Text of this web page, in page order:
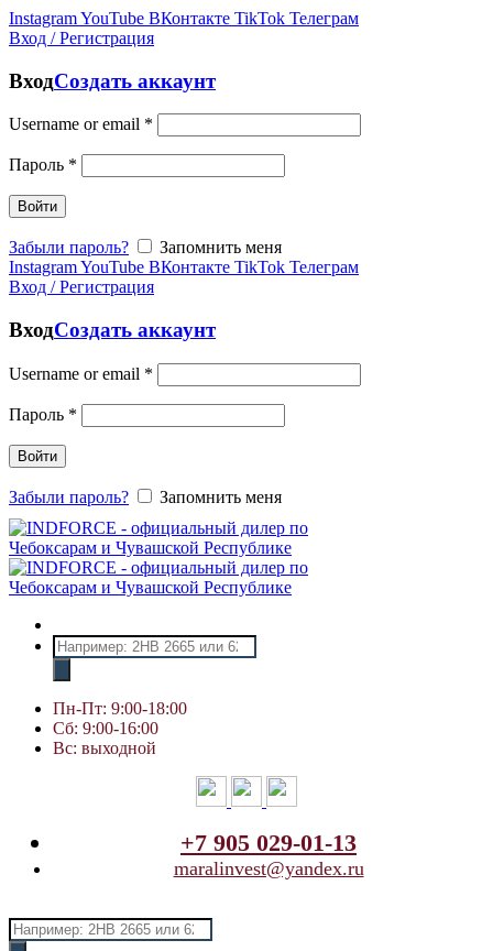
InstagramYouTube ВКонтакте TikTok Телеграм
Вход / Регистрация
ВходСоздать аккаунт
Username or email *
Пароль *
Войти
Забыли пароль?
Запомнить меня
InstagramYouTube ВКонтакте TikTok Телеграм
Вход / Регистрация
ВходСоздать аккаунт
Username or email *
Пароль *
Войти
Забыли пароль? Запомнить меня
Поиск
товаров
Пн-Пт: 9:00-18:00
Сб: 9:00-16:00
Вс: выходной
+7 905 029-01-13
maralinvest@yandex.ru
Поиск
товаров